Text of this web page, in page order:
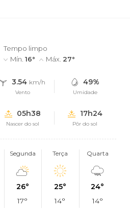
Tempo limpo
Mín. 16° Máx. 27°
3.54 km/h
Vento
49%
Umidade
05h38
Nascer do sol
17h24
Pôr do sol
Segunda
26°
17°
Terça
25°
14°
Quarta
24°
14°